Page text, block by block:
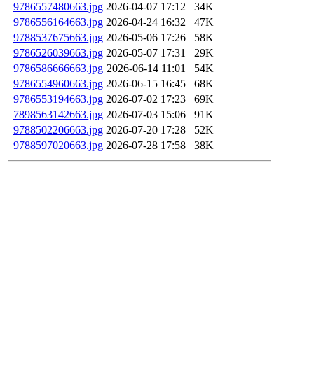
9786557480663.jpg 2026-04-07 17:12
34K
9786556164663.jpg 2026-04-24 16:32
47K
9788537675663.jpg 2026-05-06 17:26
58K
9786526039663.jpg 2026-05-07 17:31
29K
9786586666663.jpg 2026-06-14 11:01
54K
9786554960663.jpg 2026-06-15 16:45
68K
9786553194663.jpg 2026-07-02 17:23
69K
7898563142663.jpg 2026-07-03 15:06
91K
9788502206663.jpg 2026-07-20 17:28
52K
9788597020663.jpg 2026-07-28 17:58 38K